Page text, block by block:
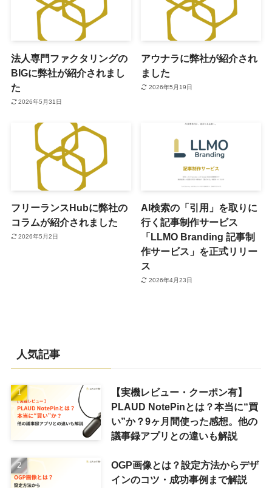
法人専門ファクタリングの
BIGに弊社が紹介されまし
た
2026年5月31日
アウナラに弊社が紹介され
ました
2026年5月19日
フリーランスHubに弊社の
コラムが紹介されました
2026年5月2日
AI検索の「引用」を取りに
行く記事制作サービス
「LLMO Branding 記事制
作サービス」を正式リリー
ス
2026年4月23日
人気記事
【実機レビュー・クーポン有】
PLAUD NotePinとは？本当に“買
い”か？9ヶ月間使った感想。他の
議事録アプリとの違いも解説
OGP画像とは？設定方法からデザ
インのコツ・成功事例まで解説